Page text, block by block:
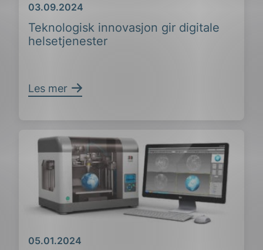
Teknologisk innovasjon gir digitale
helsetjenester
Dato
03.09.2024
Les mer
Dato
05.01.2024